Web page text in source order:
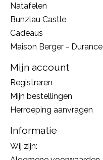
Natafelen
Bunzlau Castle
Cadeaus
Maison Berger - Durance
Mijn account
Registreren
Mijn bestellingen
Herroeping aanvragen
Informatie
Wij zijn: